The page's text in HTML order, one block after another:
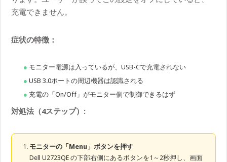
充電できません。
症状の特徴：
モニター電源は入っているが、USB-Cで充電されない
USB 3.0ポートの周辺機器は認識される
充電の「On/Off」がモニター側で制御できるはず
対処法（4ステップ）:
モニターの「Menu」ボタンを押す
Dell U2723QE の下部右側にあるボタンを1～2秒押し、画面